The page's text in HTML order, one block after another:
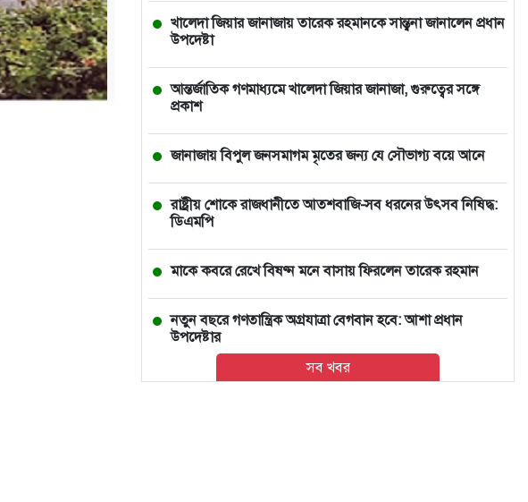
খালেদা জিয়ার জানাজায় তারেক রহমানকে সান্ত্বনা জানালেন প্রধান
উপদেষ্টা
আন্তর্জাতিক গণমাধ্যমে খালেদা জিয়ার জানাজা, গুরুত্বের সঙ্গে
প্রকাশ
জানাজায় বিপুল জনসমাগম মৃতের জন্য যে সৌভাগ্য বয়ে আনে
রাষ্ট্রীয় শোকে রাজধানীতে আতশবাজি-সব ধরনের উৎসব নিষিদ্ধ:
ডিএমপি
মাকে কবরে রেখে বিষণ্ন মনে বাসায় ফিরলেন তারেক রহমান
নতুন বছরে গণতান্ত্রিক অগ্রযাত্রা বেগবান হবে: আশা প্রধান
উপদেষ্টার
ভারতে চলন্ত ভ্যানে তরুণীকে সংঘবদ্ধ ধর্ষণ, ২ ঘণ্টা পর রাস্তায়
সব খবর